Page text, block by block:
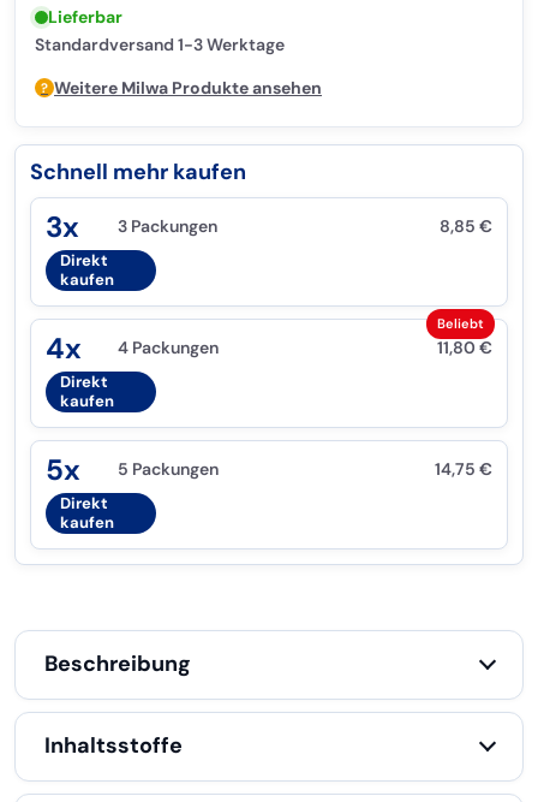
Lieferbar
Standardversand 1-3 Werktage
Weitere Milwa Produkte ansehen
Schnell mehr kaufen
3x 3 Packungen 8,85 €
Direkt
kaufen
Beliebt
4x 4 Packungen 11,80 €
Direkt
kaufen
5x 5 Packungen 14,75 €
Direkt
kaufen
Beschreibung
Inhaltsstoffe